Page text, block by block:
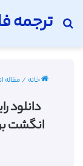
ترجمه
جستجو برای
خانه/مقاله
دانلود
انگشت